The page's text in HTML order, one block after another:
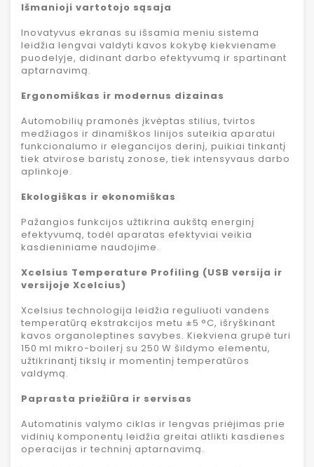
Išmanioji vartotojo sąsaja
Inovatyvus ekranas su išsamia meniu sistema
leidžia lengvai valdyti kavos kokybę kiekviename
puodelyje, didinant darbo efektyvumą ir spartinant
aptarnavimą.
Ergonomiškas ir modernus dizainas
Automobilių pramonės įkvėptas stilius, tvirtos
medžiagos ir dinamiškos linijos suteikia aparatui
funkcionalumo ir elegancijos derinį, puikiai tinkantį
tiek atvirose baristų zonose, tiek intensyvaus darbo
aplinkoje.
Ekologiškas ir ekonomiškas
Pažangios funkcijos užtikrina aukštą energinį
efektyvumą, todėl aparatas efektyviai veikia
kasdieniniame naudojime.
Xcelsius Temperature Profiling (USB versija ir
versijoje Xcelcius)
Xcelsius technologija leidžia reguliuoti vandens
temperatūrą ekstrakcijos metu ±5 °C, išryškinant
kavos organoleptines savybes. Kiekviena grupė turi
150 ml mikro-boilerį su 250 W šildymo elementu,
užtikrinantį tikslų ir momentinį temperatūros
valdymą.
Paprasta priežiūra ir servisas
Automatinis valymo ciklas ir lengvas priėjimas prie
vidinių komponentų leidžia greitai atlikti kasdienes
operacijas ir techninį aptarnavimą.